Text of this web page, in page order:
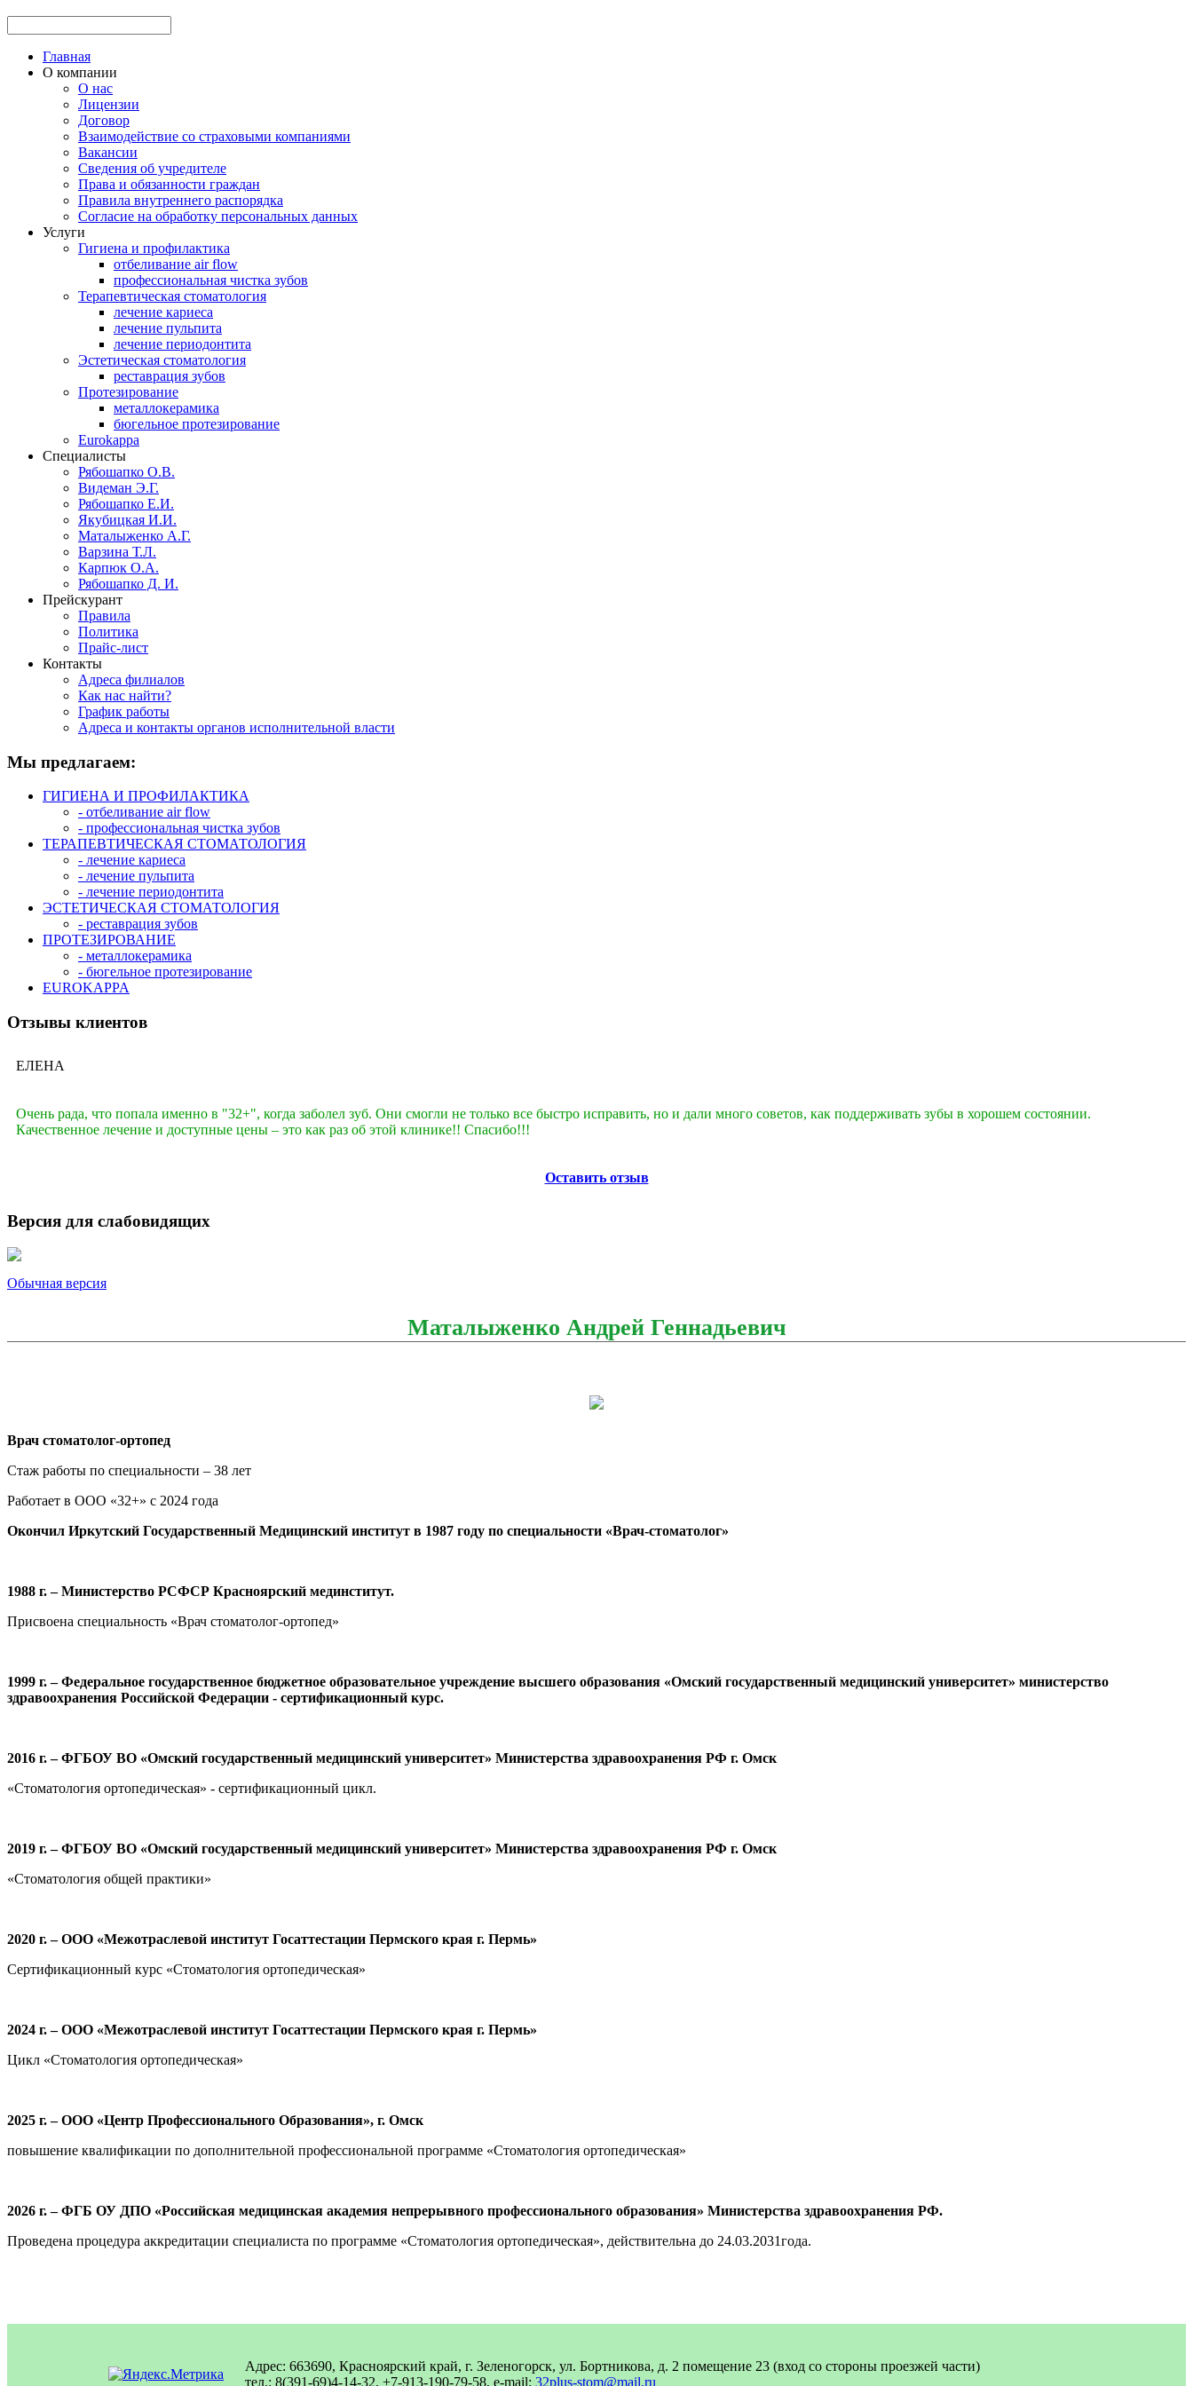
Главная
О компании
О нас
Лицензии
Договор
Взаимодействие со страховыми компаниями
Вакансии
Сведения об учредителе
Права и обязанности граждан
Правила внутреннего распорядка
Согласие на обработку персональных данных
Услуги
Гигиена и профилактика
отбеливание аir flow
профессиональная чистка зубов
Терапевтическая стоматология
лечение кариеса
лечение пульпита
лечение периодонтита
Эстетическая стоматология
реставрация зубов
Протезирование
металлокерамика
бюгельное протезирование
Eurokappa
Специалисты
Рябошапко О.В.
Видеман Э.Г.
Рябошапко Е.И.
Якубицкая И.И.
Маталыженко А.Г.
Варзина Т.Л.
Карпюк О.А.
Рябошапко Д. И.
Прейскурант
Правила
Политика
Прайс-лист
Контакты
Адреса филиалов
Как нас найти?
График работы
Адреса и контакты органов исполнительной власти
Мы предлагаем:
ГИГИЕНА И ПРОФИЛАКТИКА
- отбеливание аir flow
- профессиональная чистка зубов
ТЕРАПЕВТИЧЕСКАЯ СТОМАТОЛОГИЯ
- лечение кариеса
- лечение пульпита
- лечение периодонтита
ЭСТЕТИЧЕСКАЯ СТОМАТОЛОГИЯ
- реставрация зубов
ПРОТЕЗИРОВАНИЕ
- металлокерамика
- бюгельное протезирование
EUROKAPPA
Отзывы клиентов
ЕЛЕНА
Очень рада, что попала именно в "32+", когда заболел зуб. Они смогли не только все быстро исправить, но и дали много советов, как поддерживать зубы в хорошем состоянии.
Качественное лечение и доступные цены – это как раз об этой клинике!! Спасибо!!!
Оставить отзыв
Версия для слабовидящих
Обычная версия
Маталыженко Андрей Геннадьевич
Врач стоматолог-ортопед
Стаж работы по специальности – 38 лет
Работает в ООО «32+» с 2024 года
Окончил Иркутский Государственный Медицинский институт в 1987 году по специальности «Врач-стоматолог»
1988 г. – Министерство РСФСР Красноярский мединститут.
Присвоена специальность «Врач стоматолог-ортопед»
1999 г. – Федеральное государственное бюджетное образовательное учреждение высшего образования «Омский государственный медицинский университет» министерство
здравоохранения Российской Федерации - сертификационный курс.
2016 г. – ФГБОУ ВО «Омский государственный медицинский университет» Министерства здравоохранения РФ г. Омск
«Стоматология ортопедическая» - сертификационный цикл.
2019 г. – ФГБОУ ВО «Омский государственный медицинский университет» Министерства здравоохранения РФ г. Омск
«Стоматология общей практики»
2020 г. – ООО «Межотраслевой институт Госаттестации Пермского края г. Пермь»
Сертификационный курс «Стоматология ортопедическая»
2024 г. – ООО «Межотраслевой институт Госаттестации Пермского края г. Пермь»
Цикл «Стоматология ортопедическая»
2025 г. – ООО «Центр Профессионального Образования», г. Омск
повышение квалификации по дополнительной профессиональной программе «Стоматология ортопедическая»
2026 г. – ФГБ ОУ ДПО «Российская медицинская академия непрерывного профессионального образования» Министерства здравоохранения РФ.
Проведена процедура аккредитации специалиста по программе «Стоматология ортопедическая», действительна до 24.03.2031года.
Адрес: 663690, Красноярский край, г. Зеленогорск, ул. Бортникова, д. 2 помещение 23 (вход со стороны проезжей части)
тел.: 8(391-69)4-14-32, +7-913-190-79-58, e-mail: 32plus-stom@mail.ru